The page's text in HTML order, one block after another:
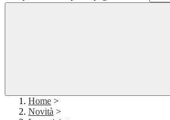
Home >
Novità >